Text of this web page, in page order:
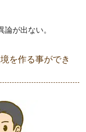
が出ない。
を作る事ができ